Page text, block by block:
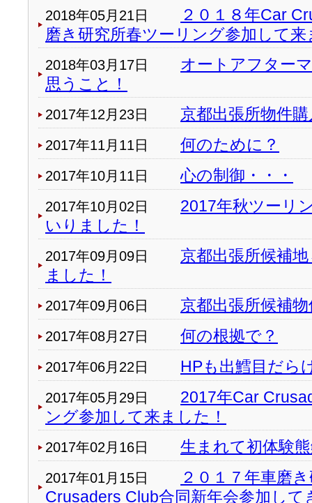
2018年05月21日
２０１８年Car
磨き研究所春ツーリング参加して来
2018年03月17日
オートアフター
思うこと！
2017年12月23日 京都出張所物件
2017年11月11日 何のために？
2017年10月11日 心の制御・・・
2017年10月02日
2017年秋ツーリ
いりました！
2017年09月09日
京都出張所候補
ました！
2017年09月06日 京都出張所候補
2017年08月27日 何の根拠で？
2017年06月22日 HPも出鱈目だら
2017年05月29日
2017年Car
ング参加して来ました！
2017年02月16日 生まれて初体験
2017年01月15日
２０１７年車磨
Crusaders Club合同新年会参加して